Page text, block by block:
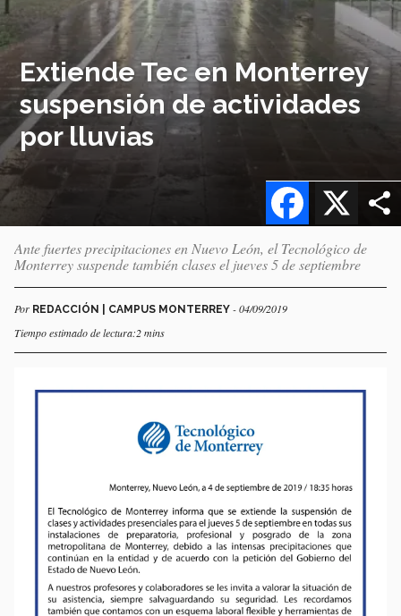
Extiende Tec en Monterrey
suspensión de actividades
por lluvias
X
Facebook
Ante fuertes precipitaciones en Nuevo León, el Tecnológico de
Monterrey suspende también clases el jueves 5 de septiembre
Por REDACCIÓN | CAMPUS MONTERREY - 04/09/2019
Tiempo estimado de lectura:2 mins